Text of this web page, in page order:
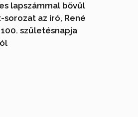
lapszámmal bővül
sorozat az író, René
születésnapja